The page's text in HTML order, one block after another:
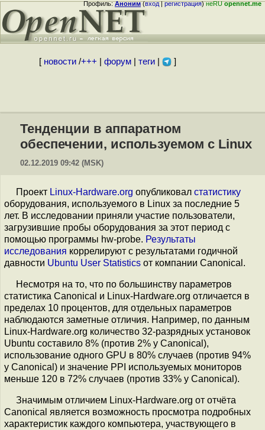
Профиль:Аноним(вход|регистрация)неRUopennet.me
[ новости/+++ форум| теги| ]
Тенденции в аппаратном
обеспечении, используемом с Linux
02.12.2019 09:42 (MSK)
Проект Linux-Hardware.org опубликовал статистику
оборудования, используемого в Linux за последние 5
лет. В исследовании приняли участие пользователи,
загрузившие пробы оборудования за этот период с
помощью программы hw-probe. Результаты
исследования коррелируют с результатами годичной
давности Ubuntu User Statistics от компании Canonical.
Несмотря на то, что по большинству параметров
статистика Canonical и Linux-Hardware.org отличается в
пределах 10 процентов, для отдельных параметров
наблюдаются заметные отличия. Например, по данным
Linux-Hardware.org количество 32-разрядных установок
Ubuntu составило 8% (против 2% у Canonical),
использование одного GPU в 80% случаев (против 94%
у Canonical) и значение PPI используемых мониторов
меньше 120 в 72% случаев (против 33% у Canonical).
Значимым отличием Linux-Hardware.org от отчёта
Canonical является возможность просмотра подробных
характеристик каждого компьютера, участвующего в